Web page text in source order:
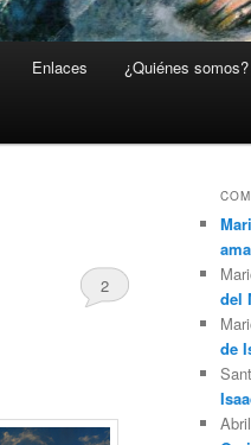
Enlaces ¿Quiénes somos?
2
del
de
Abril